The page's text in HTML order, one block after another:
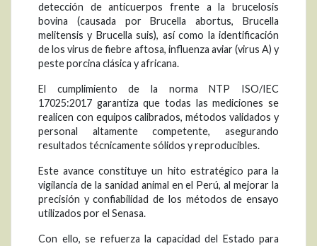
detección de anticuerpos frente a la brucelosis
bovina (causada por Brucella abortus, Brucella
melitensis y Brucella suis), así como la identificación
de los virus de fiebre aftosa, influenza aviar (virus A) y
peste porcina clásica y africana.
El cumplimiento de la norma NTP ISO/IEC
17025:2017 garantiza que todas las mediciones se
realicen con equipos calibrados, métodos validados y
personal altamente competente, asegurando
resultados técnicamente sólidos y reproducibles.
Este avance constituye un hito estratégico para la
vigilancia de la sanidad animal en el Perú, al mejorar la
precisión y confiabilidad de los métodos de ensayo
utilizados por el Senasa.
Con ello, se refuerza la capacidad del Estado para